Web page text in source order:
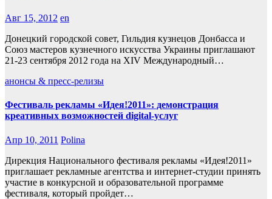
Авг 15, 2012 en
Донецкий городской совет, Гильдия кузнецов Донбасса и
Союз мастеров кузнечного искусства Украины приглашают
21-23 сентября 2012 года на XIV Международный…
анонсы & пресс-релизы
Фестиваль рекламы «Идея!2011»: демонстрация
креативных возможностей digital-услуг
Апр 10, 2011 Polina
Дирекция Национального фестиваля рекламы «Идея!2011»
приглашает рекламные агентства и интернет-студии принять
участие в конкурсной и образовательной программе
фестиваля, который пройдет…